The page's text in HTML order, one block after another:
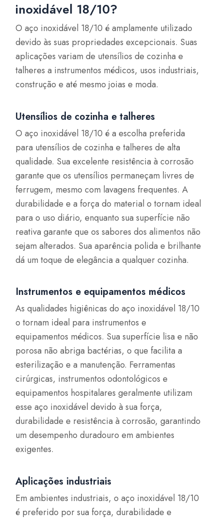
inoxidável 18/10?
O aço inoxidável 18/10 é amplamente utilizado
devido às suas propriedades excepcionais. Suas
aplicações variam de utensílios de cozinha e
talheres a instrumentos médicos, usos industriais,
construção e até mesmo joias e moda.
Utensílios de cozinha e talheres
O aço inoxidável 18/10 é a escolha preferida
para utensílios de cozinha e talheres de alta
qualidade. Sua excelente resistência à corrosão
garante que os utensílios permaneçam livres de
ferrugem, mesmo com lavagens frequentes. A
durabilidade e a força do material o tornam ideal
para o uso diário, enquanto sua superfície não
reativa garante que os sabores dos alimentos não
sejam alterados. Sua aparência polida e brilhante
dá um toque de elegância a qualquer cozinha.
Instrumentos e equipamentos médicos
As qualidades higiênicas do aço inoxidável 18/10
o tornam ideal para instrumentos e
equipamentos médicos. Sua superfície lisa e não
porosa não abriga bactérias, o que facilita a
esterilização e a manutenção. Ferramentas
cirúrgicas, instrumentos odontológicos e
equipamentos hospitalares geralmente utilizam
esse aço inoxidável devido à sua força,
durabilidade e resistência à corrosão, garantindo
um desempenho duradouro em ambientes
exigentes.
Aplicações industriais
Em ambientes industriais, o aço inoxidável 18/10
é preferido por sua força, durabilidade e